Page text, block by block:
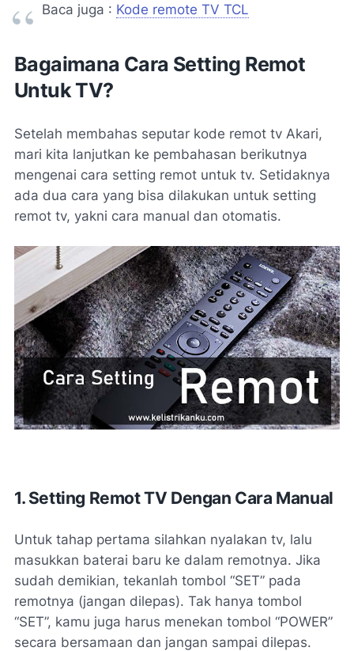
Baca juga : Kode remote TV TCL
Bagaimana Cara Setting Remot
Untuk TV?
Setelah membahas seputar kode remot tv Akari,
mari kita lanjutkan ke pembahasan berikutnya
mengenai cara setting remot untuk tv. Setidaknya
ada dua cara yang bisa dilakukan untuk setting
remot tv, yakni cara manual dan otomatis.
1. Setting Remot TV Dengan Cara Manual
Untuk tahap pertama silahkan nyalakan tv, lalu
masukkan baterai baru ke dalam remotnya. Jika
sudah demikian, tekanlah tombol “SET” pada
remotnya (jangan dilepas). Tak hanya tombol
“SET”, kamu juga harus menekan tombol “POWER”
secara bersamaan dan jangan sampai dilepas.